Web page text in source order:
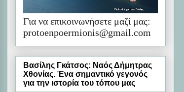
Για να επικοινωνήσετε μαζί μας:
protoenpoermionis@gmail.com
Βασίλης Γκάτσος: Ναός Δήμητρας
Χθονίας. Ένα σημαντικό γεγονός
για την ιστορία του τόπου μας